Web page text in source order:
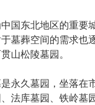
国东北地区的重要
墓葬空间的需求也
山松陵墓园。
永久墓园，坐落在
、法库墓园、铁岭墓